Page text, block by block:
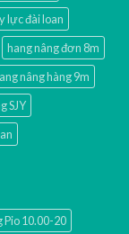
lực đài loan
hang nâng đơn 8m
nâng hàng 9m
SJY
Pio 10.00-20